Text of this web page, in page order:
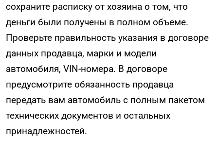
сохраните расписку от хозяина о том, что
деньги были получены в полном объеме.
Проверьте правильность указания в договоре
данных продавца, марки и модели
автомобиля, VIN-номера. В договоре
предусмотрите обязанность продавца
передать вам автомобиль с полным пакетом
технических документов и остальных
принадлежностей.